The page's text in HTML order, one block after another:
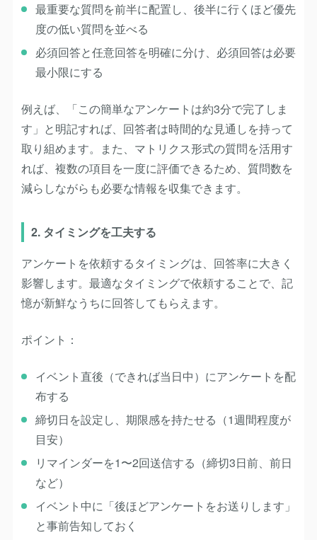
最重要な質問を前半に配置し、後半に行くほど優先
度の低い質問を並べる
必須回答と任意回答を明確に分け、必須回答は必要
最小限にする
例えば、「この簡単なアンケートは約3分で完了しま
す」と明記すれば、回答者は時間的な見通しを持って
取り組めます。また、マトリクス形式の質問を活用す
れば、複数の項目を一度に評価できるため、質問数を
減らしながらも必要な情報を収集できます。
2. タイミングを工夫する
アンケートを依頼するタイミングは、回答率に大きく
影響します。最適なタイミングで依頼することで、記
憶が新鮮なうちに回答してもらえます。
ポイント：
イベント直後（できれば当日中）にアンケートを配
布する
締切日を設定し、期限感を持たせる（1週間程度が
目安）
リマインダーを1〜2回送信する（締切3日前、前日
など）
イベント中に「後ほどアンケートをお送りします」
と事前告知しておく